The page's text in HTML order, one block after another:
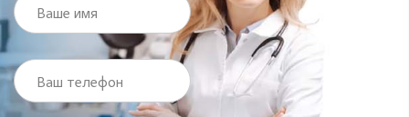
Ваше имя
Ваш телефон